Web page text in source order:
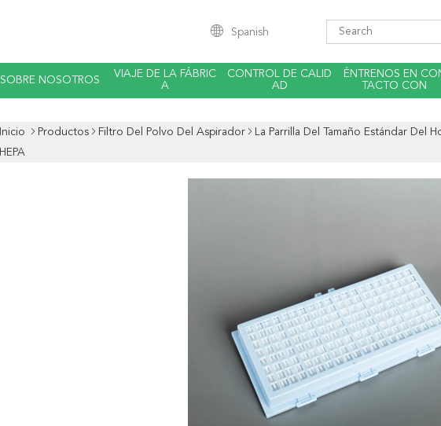
Spanish
SOBRE NOSOTROS
VIAJE DE LA FÁBRIC
A
CONTROL DE CALID
AD
ÉNTRENOS EN
TACTO CON
Inicio Productos Filtro Del Polvo Del Aspirador
La Parrilla Del Tamaño Estándar Del
HEPA